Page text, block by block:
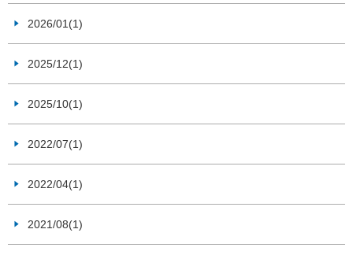
2026/01(1)
2025/12(1)
2025/10(1)
2022/07(1)
2022/04(1)
2021/08(1)